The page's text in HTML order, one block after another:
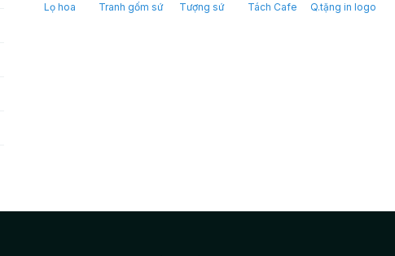
Lọ hoa Tranh gốm sứ Tượng sứ Tách Cafe Q.tặng in logo